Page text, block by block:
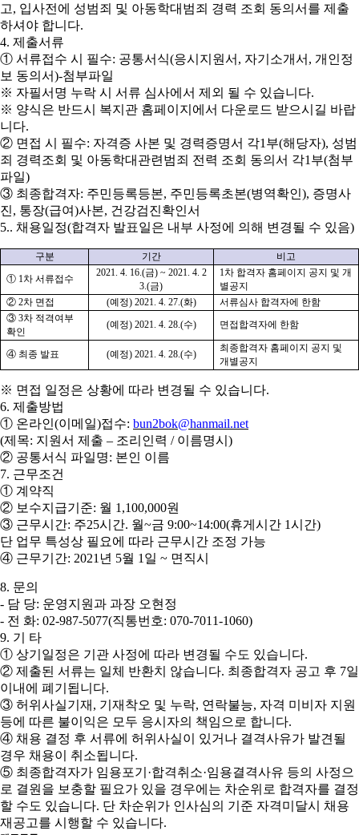
고, 입사전에 성범죄 및 아동학대범죄 경력 조회 동의서를 제출
하셔야 합니다.
4. 제출서류
① 서류접수 시 필수: 공통서식(응시지원서 , 자기소개서 , 개인정
보 동의서)-첨부파일
※ 자필서명 누락 시 서류 심사에서 제외 될 수 있습니다.
※ 양식은 반드시 복지관 홈페이지에서 다운로드 받으시길 바랍
니다.
② 면접 시 필수: 자격증 사본 및 경력증명서 각1 부(해당자), 성범
죄 경력조회 및 아동학대관련범죄 전력 조회 동의서 각1 부(첨부
파일)
③ 최종합격자: 주민등록등본, 주민등록초본(병역확인), 증명사
진, 통장(급여)사본, 건강검진확인서
5.. 채용일정(합격자 발표일은 내부 사정에 의해 변경될 수 있음)
구분 기간
비고
① 1 차 서류접수
2021. 4. 16.(금) ~ 2021. 4. 2
3.(금)
1 차 합격자 홈페이지 공지 및 개
별공지
② 2차 면접 (예정) 2021. 4. 27.(화)
서류심사 합격자에 한함
③ 3차 적격여부
확인
(예정) 2021. 4. 28.(수) 면접합격자에 한함
④ 최종 발표 (예정) 2021. 4. 28.(수)
최종합격자 홈페이지 공지 및
개별공지
※ 면접 일정은 상황에 따라 변경될 수 있습니다.
6. 제출방법
① 온라인(이메일)접수: bun2bok@hanmail.net
(제목: 지원서 제출 – 조리인력 / 이름명시 )
② 공통서식 파일명: 본인 이름
7. 근무조건
① 계약직
② 보수지급기준: 월 1,100,000원
③ 근무시간: 주25시간. 월~금 9:00~14:00(휴게시간 1시간)
단 업무 특성상 필요에 따라 근무시간 조정 가능
④ 근무기간: 2021 년 5월 1 일 ~ 면직시
8. 문의
- 담 당: 운영지원과 과장 오현정
- 전 화: 02-987-5077(직통번호: 070-7011-1060)
9. 기 타
① 상기일정은 기관 사정에 따라 변경될 수도 있습니다.
② 제출된 서류는 일체 반환치 않습니다. 최종합격자 공고 후 7일
이내에 폐기됩니다.
③ 허위사실기재 , 기재착오 및 누락, 연락불능, 자격 미비자 지원
등에 따른 불이익은 모두 응시자의 책임으로 합니다.
④ 채용 결정 후 서류에 허위사실이 있거나 결격사유가 발견될
경우 채용이 취소됩니다.
⑤ 최종합격자가 임용포기 ·합격취소·임용결격사유 등의 사정으
로 결원을 보충할 필요가 있을 경우에는 차순위로 합격자를 결정
할 수도 있습니다. 단 차순위가 인사심의 기준 자격미달시 채용
재공고를 시행할 수 있습니다.